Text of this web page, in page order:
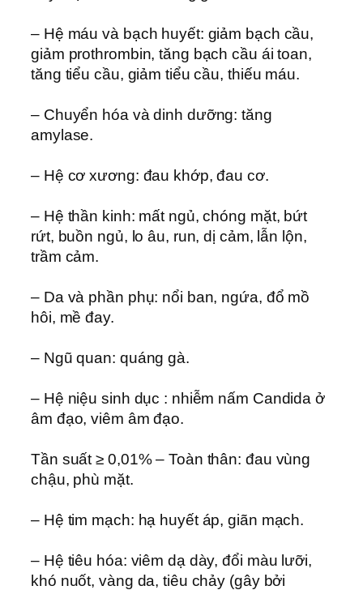
– Hệ máu và bạch huyết: giảm bạch cầu,
giảm prothrombin, tăng bạch cầu ái toan,
tăng tiểu cầu, giảm tiểu cầu, thiếu máu.
– Chuyển hóa và dinh dưỡng: tăng
amylase.
– Hệ cơ xương: đau khớp, đau cơ.
– Hệ thần kinh: mất ngủ, chóng mặt, bứt
rứt, buồn ngủ, lo âu, run, dị cảm, lẫn lộn,
trầm cảm.
– Da và phần phụ: nổi ban, ngứa, đổ mồ
hôi, mề đay.
– Ngũ quan: quáng gà.
– Hệ niệu sinh dục : nhiễm nấm Candida ở
âm đạo, viêm âm đạo.
Tần suất ≥ 0,01% – Toàn thân: đau vùng
chậu, phù mặt.
– Hệ tim mạch: hạ huyết áp, giãn mạch.
– Hệ tiêu hóa: viêm dạ dày, đổi màu lưỡi,
khó nuốt, vàng da, tiêu chảy (gây bởi